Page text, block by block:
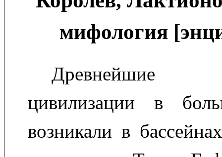
мифология
Древнейшие
цивилизации в
возникали в